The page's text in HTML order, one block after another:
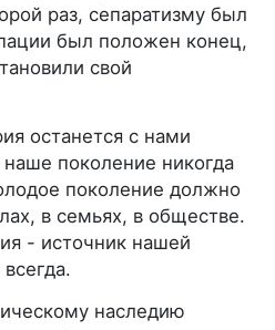
раз, сепаратизму был
был положен конец,
свой
останется с нами
поколение никогда
поколение должно
в семьях, в обществе.
- источник нашей
наследию